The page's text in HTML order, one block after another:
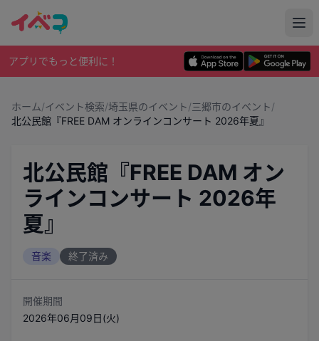
アプリでもっと便利に！
ホーム/イベント検索/埼玉県のイベント/三郷市のイベント/
北公民館『FREE DAM オンラインコンサート 2026年夏』
北公民館『FREE DAM オン
ラインコンサート 2026年
夏』
音楽 終了済み
開催期間
2026年06月09日(火)